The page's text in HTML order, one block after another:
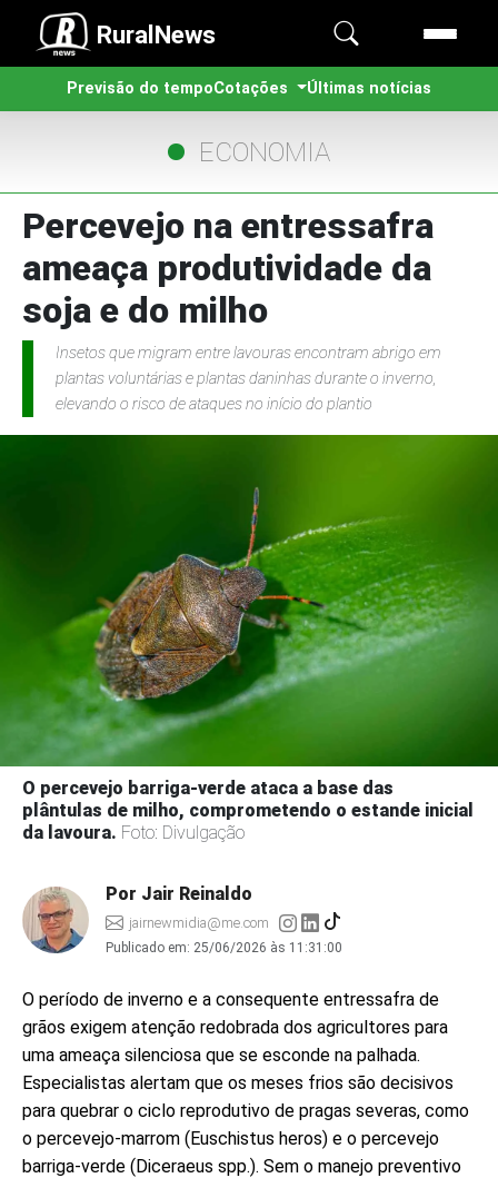
RuralNews
Previsão do tempoCotações Últimas notícias
ECONOMIA
Percevejo na entressafra
ameaça produtividade da
soja e do milho
Insetos que migram entre lavouras encontram abrigo em
plantas voluntárias e plantas daninhas durante o inverno,
elevando o risco de ataques no início do plantio
O percevejo barriga-verde ataca a base das
plântulas de milho, comprometendo o estande inicial
da lavoura. Foto: Divulgação
Por Jair Reinaldo
jairnewmidia@me.com
Publicado em: 25/06/2026 às 11:31:00
O período de inverno e a consequente entressafra de
grãos exigem atenção redobrada dos agricultores para
uma ameaça silenciosa que se esconde na palhada.
Especialistas alertam que os meses frios são decisivos
para quebrar o ciclo reprodutivo de pragas severas, como
o percevejo-marrom (Euschistus heros) e o percevejo
barriga-verde (Diceraeus spp.). Sem o manejo preventivo